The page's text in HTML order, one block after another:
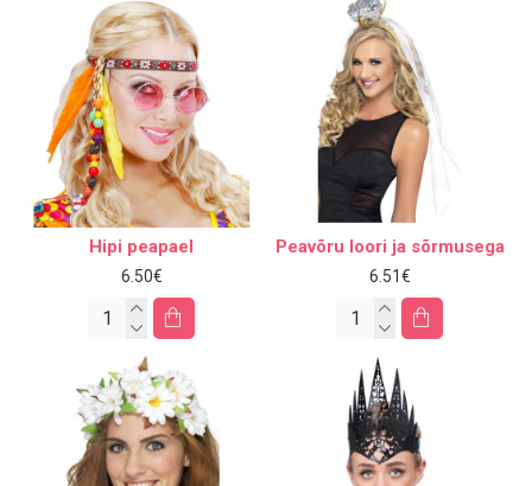
Hipi peapael
6.50€
Peavõru loori ja sõrmusega
6.51€